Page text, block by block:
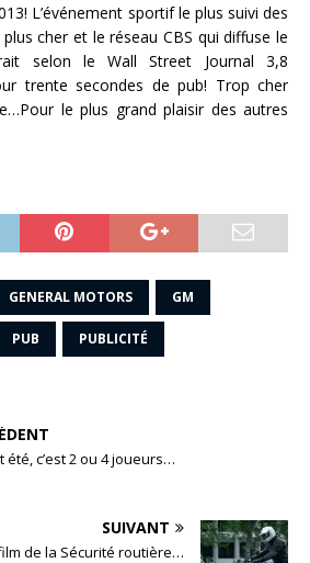
L’événement sportif le plus suivi des
cher et le réseau CBS qui diffuse le
selon le Wall Street Journal 3,8
trente secondes de pub! Trop cher
le plus grand plaisir des autres
GENERAL MOTORS GM
PUB PUBLICITÉ
été, c’est 2 ou 4 joueurs…
SUIVANT
de la Sécurité routière…